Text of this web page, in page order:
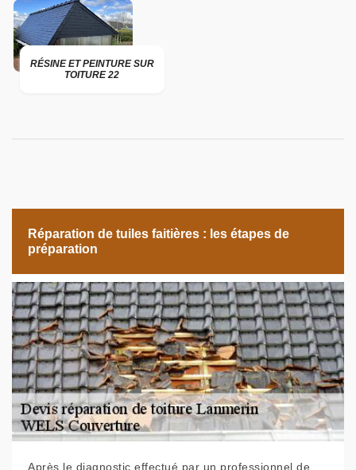
RÉSINE ET PEINTURE SUR
TOITURE 22
Réparation de tuiles faitières : les étapes de
préparation
Après le diagnostic effectué par un professionnel de